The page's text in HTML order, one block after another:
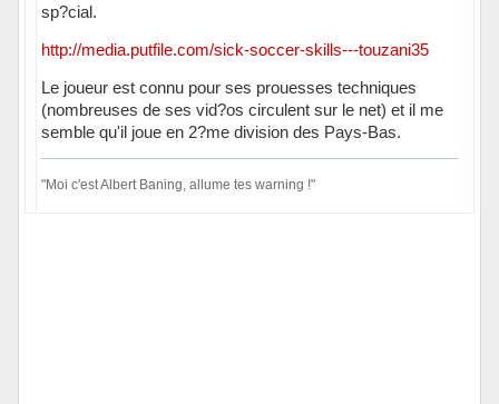
sp?cial.
http://media.putfile.com/sick-soccer-skills---touzani35
Le joueur est connu pour ses prouesses techniques
(nombreuses de ses vid?os circulent sur le net) et il me
semble qu'il joue en 2?me division des Pays-Bas.
"Moi c'est Albert Baning, allume tes warning !"